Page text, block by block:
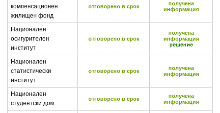
компенсационен
жилищен фонд
отговорено в срок
получена
информация
Национален
осигурителен
институт
отговорено в срок
получена
информация
решение
Национален
статистически
институт
отговорено в срок
получена
информация
Национален
студентски дом
отговорено в срок
получена
информация